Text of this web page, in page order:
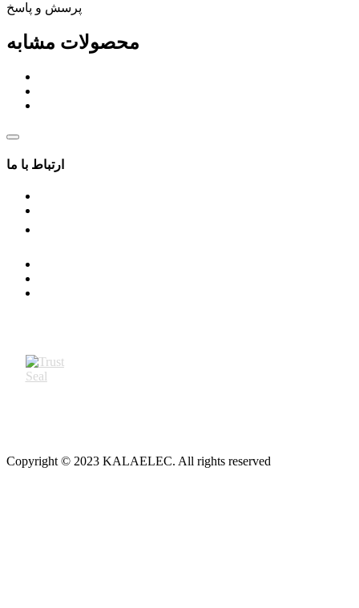
پرسش و پاسخ
محصولات مشابه
ارتباط با ما
Copyright © 2023 KALAELEC. All rights reserved